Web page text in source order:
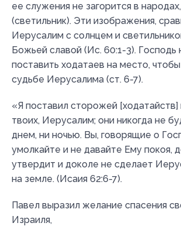
ее служения не загорится в
(светильник). Эти изображения,
Иерусалим с солнцем и
Божьей славой (Ис. 60:1-3). Господь
поставить ходатаев на место,
судьбе Иерусалима (ст. 6-7).
«Я поставил сторожей [ходатайств]
твоих, Иерусалим; они никогда не
днем, ни ночью. Вы, говорящие о
умолкайте и не давайте Ему покоя,
утвердит и доколе не сделает
на земле. (Исаия 62:6-7).
Павел выразил желание спасения
Израиля,